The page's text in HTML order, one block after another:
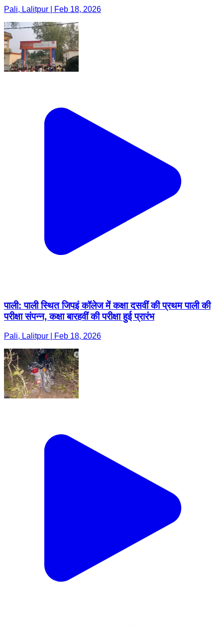
Pali, Lalitpur | Feb 18, 2026
पाली: पाली स्थित जिपइं कॉलेज में कक्षा दसवीं की प्रथम पाली की
परीक्षा संपन्न, कक्षा बारहवीं की परीक्षा हुई प्रारंभ
Pali, Lalitpur | Feb 18, 2026